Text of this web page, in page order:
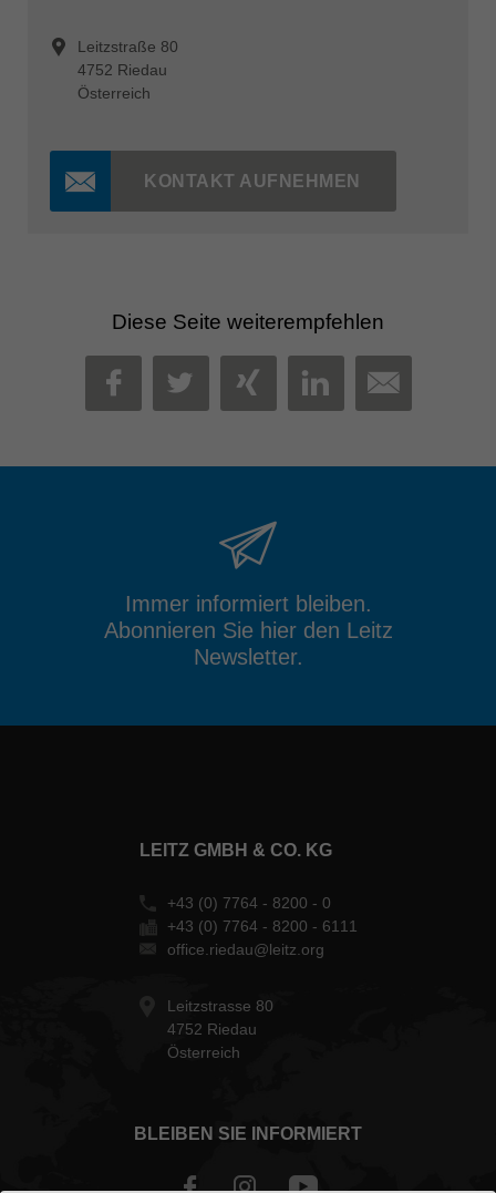
Leitzstraße 80
4752 Riedau
Österreich
KONTAKT AUFNEHMEN
Diese Seite weiterempfehlen
FACEBOOK
TWITTER
XINGLINKEDIN
MAIL
Immer informiert bleiben.
Abonnieren Sie hier den Leitz
Newsletter.
LEITZ GMBH & CO. KG
+43 (0) 7764 - 8200 - 0
+43 (0) 7764 - 8200 - 6111
office.riedau@leitz.org
Leitzstrasse 80
4752 Riedau
Österreich
BLEIBEN SIE INFORMIERT